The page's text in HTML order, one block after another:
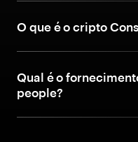
O que é o cripto
Qual é o
people?